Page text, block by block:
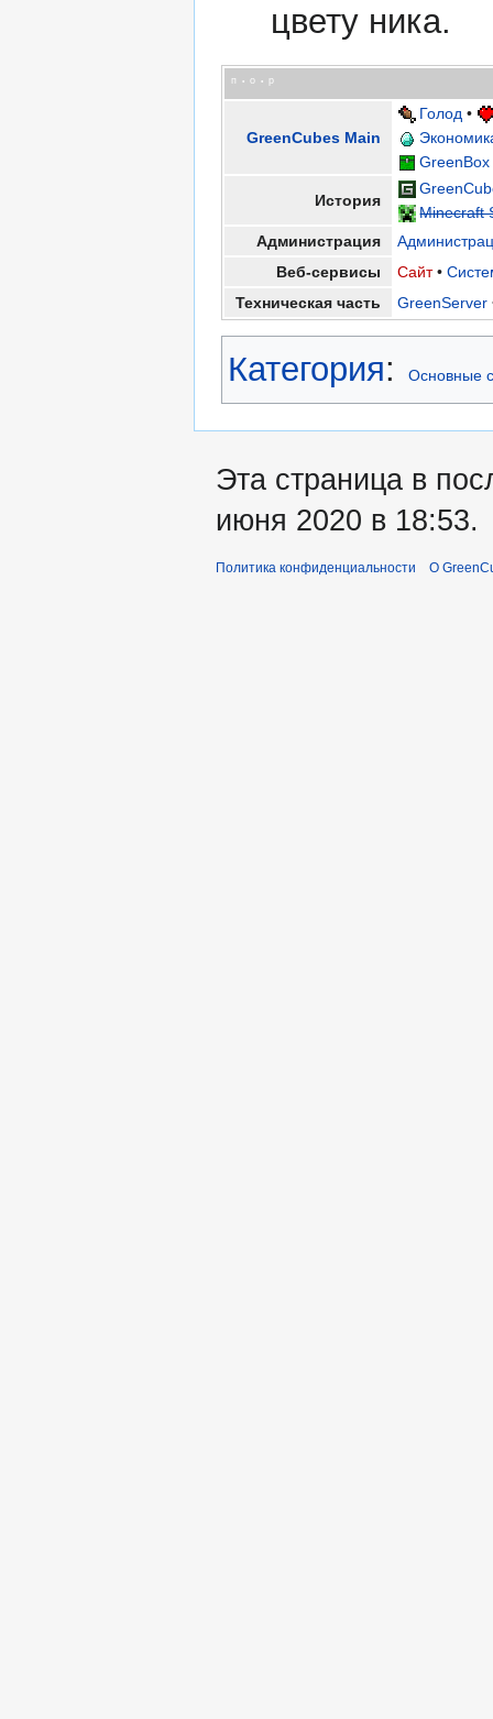
цвету ника.
п • о • р
GreenCubes Main
Голод •
GreenBox
История
Minecraft
Администрация
Веб-сервисы
Сайт•
Техническая часть
GreenServer
Категория: Основные
Эта страница в
июня 2020 в 18:53.
Политика конфиденциальности О